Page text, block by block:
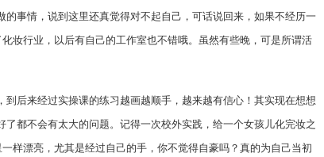
事情，说到这里还真觉得对不起自己，可话说回来，如果不经历一
妆行业，以后有自己的工作室也不错哦。虽然有些晚，可是所谓活
后来经过实操课的练习越画越顺手，越来越有信心！其实现在想想
都不会有太大的问题。记得一次校外实践，给一个女孩儿化完妆之
样漂亮，尤其是经过自己的手，你不觉得自豪吗？真的为自己当初